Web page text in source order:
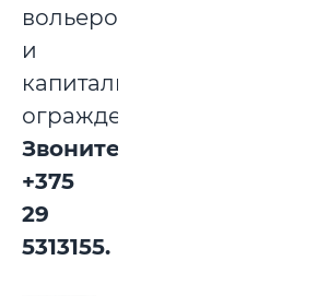
вольером
и
капитальным
ограждением.
Звоните:
+375
29
5313155.